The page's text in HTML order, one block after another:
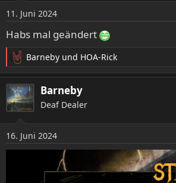
n
e
n
11. Juni 2024
Habs mal geändert
R
e
a
k
t
n
e
Barneby und HOA-Rick
Barneby
Deaf Dealer
16. Juni 2024